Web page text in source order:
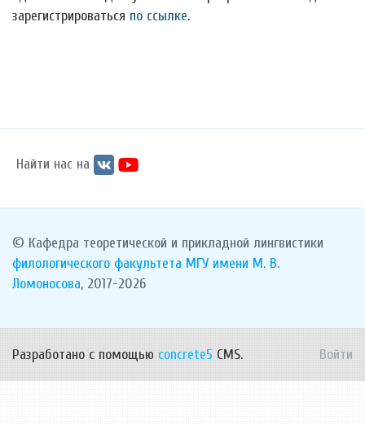
зарегистрироваться по ссылке.
Найти нас на
© Кафедра теоретической и прикладной лингвистики
филологического факультета МГУ имени М. В.
Ломоносова, 2017-2026
Разработано с помощью concrete5 CMS. Войти